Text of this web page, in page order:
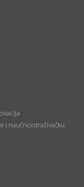
i naučnoistraživačku